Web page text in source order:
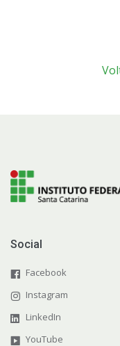
Social
Facebook
Instagram
LinkedIn
YouTube